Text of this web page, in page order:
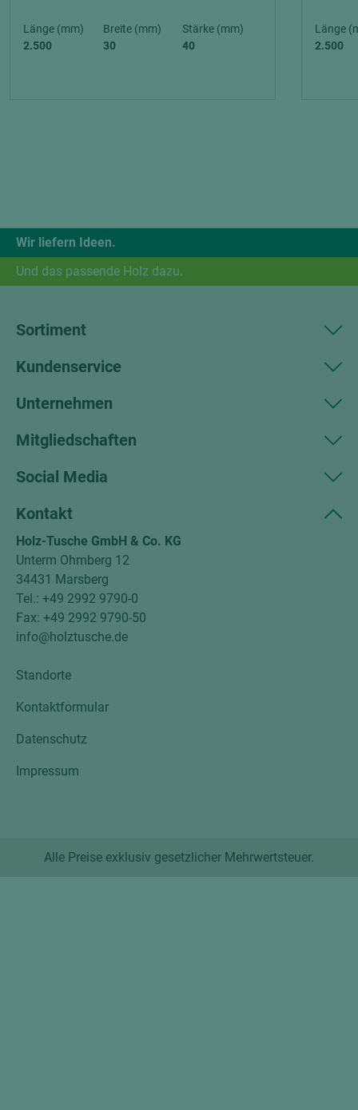
Länge (mm)
2.500
Breite (mm)
30
Stärke (mm)
40
Länge
2.500
Wir liefern Ideen.
Und das passende Holz dazu.
Sortiment
Kundenservice
Unternehmen
Mitgliedschaften
Social Media
Kontakt
Holz-Tusche GmbH & Co. KG
Unterm Ohmberg 12
34431 Marsberg
Tel.: +49 2992 9790-0
Fax: +49 2992 9790-50
info@holztusche.de
Standorte
Kontaktformular
Datenschutz
Impressum
Alle Preise exklusiv gesetzlicher Mehrwertsteuer.